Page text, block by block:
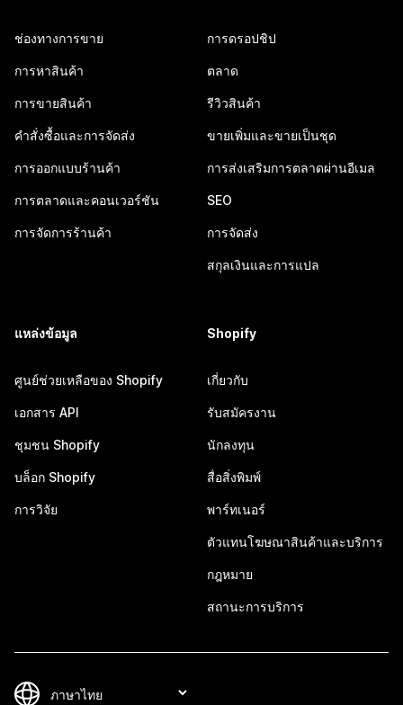
ช่องทางการขาย
การหาสินค้า
การขายสินค้า
คำสั่งซื้อและการจัดส่ง
การออกแบบร้านค้า
การตลาดและคอนเวอร์ชัน
การจัดการร้านค้า
การดรอปชิป
ตลาด
รีวิวสินค้า
ขายเพิ่มและขายเป็นชุด
การส่งเสริมการตลาดผ่านอีเมล
SEO
การจัดส่ง
สกุลเงินและการแปล
แหล่งข้อมูล
ศูนย์ช่วยเหลือของ Shopify
เอกสาร API
ชุมชน Shopify
บล็อก Shopify
การวิจัย
Shopify
เกี่ยวกับ
รับสมัครงาน
นักลงทุน
สื่อสิ่งพิมพ์
พาร์ทเนอร์
ตัวแทนโฆษณาสินค้าและบริการ
กฎหมาย
สถานะการบริการ